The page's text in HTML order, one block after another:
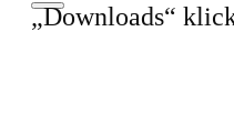
„Downloads“